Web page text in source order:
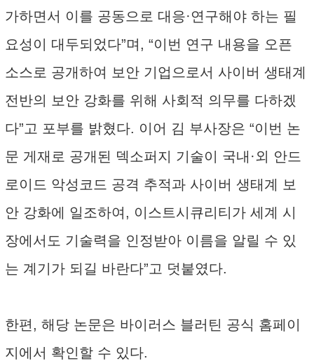
가하면서 이를 공동으로 대응·연구해야 하는 필
요성이 대두되었다”며, “이번 연구 내용을 오픈
소스로 공개하여 보안 기업으로서 사이버 생태계
전반의 보안 강화를 위해 사회적 의무를 다하겠
다”고 포부를 밝혔다. 이어 김 부사장은 “이번 논
문 게재로 공개된 덱소퍼지 기술이 국내·외 안드
로이드 악성코드 공격 추적과 사이버 생태계 보
안 강화에 일조하여, 이스트시큐리티가 세계 시
장에서도 기술력을 인정받아 이름을 알릴 수 있
는 계기가 되길 바란다”고 덧붙였다.
한편, 해당 논문은 바이러스 블러틴 공식 홈페이
지에서 확인할 수 있다.